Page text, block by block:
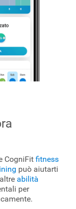
CogniFit fitness
può aiutarti
abilità
per